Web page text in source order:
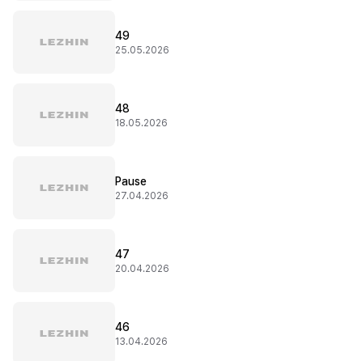
49
25.05.2026
48
18.05.2026
Pause
27.04.2026
47
20.04.2026
46
13.04.2026